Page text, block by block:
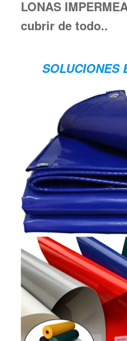
LONAS
cubrir de todo..
SOLUCIONES